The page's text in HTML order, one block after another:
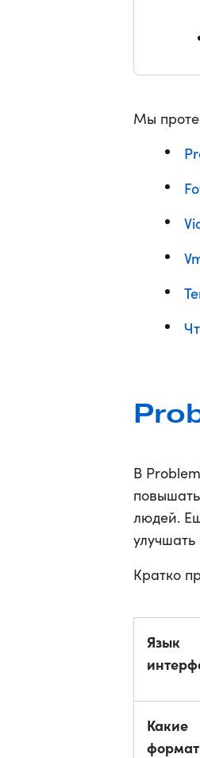
Мы
В
людей.
Кратко
Язык
Какие